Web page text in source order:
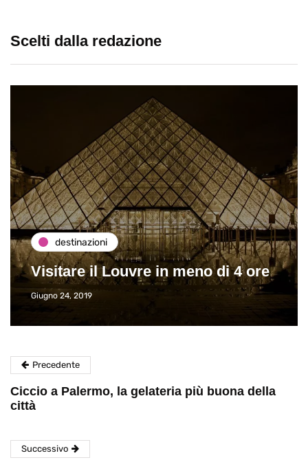
Scelti dalla redazione
destinazioni
Visitare il Louvre in meno di 4 ore
Giugno 24, 2019
Precedente
Ciccio a Palermo, la gelateria più buona della
città
Successivo